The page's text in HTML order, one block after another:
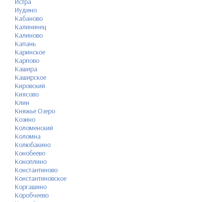
Иудино
Кабаново
Калининец
Калиново
Капань
Каринское
Карпово
Кашира
Каширское
Кировский
Киясово
Клин
Княжье Озеро
Козино
Коломенский
Коломна
Колюбакино
Конобеево
Коноплино
Константиново
Константиновское
Коргашино
Коробчеево